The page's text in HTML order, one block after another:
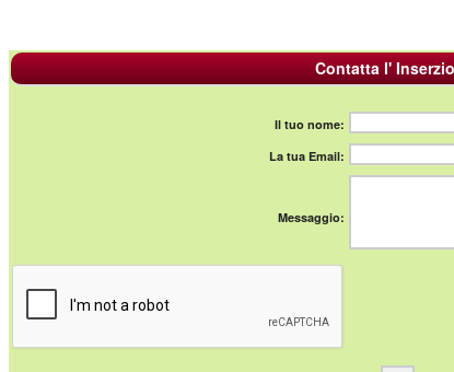
Contatta l'
Il tuo nome:
La tua Email:
Messaggio: